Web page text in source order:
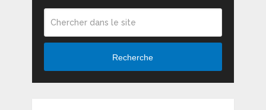
Recherche